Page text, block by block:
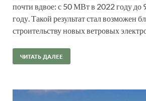
почти вдвое: с 50 МВт в 2022 году
году. Такой результат стал возможен
строительству новых ветровых
ЧИТАТЬ ДАЛЕЕ